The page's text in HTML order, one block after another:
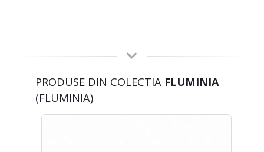
PRODUSE DIN COLECTIA FLUMINIA
(FLUMINIA)